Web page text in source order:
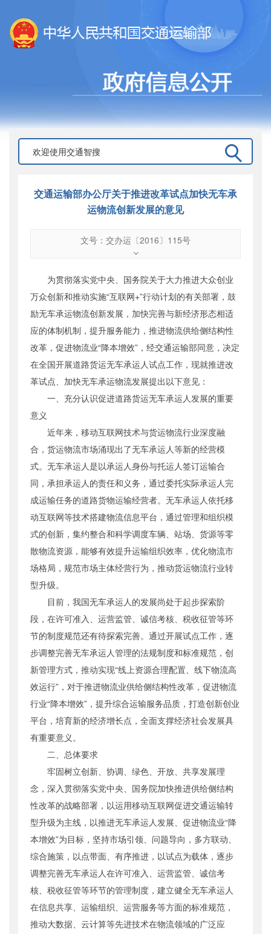
交通运输部办公厅关于推进改革试点加快无车承
运物流创新发展的意见
文号：交办运〔2016〕115号
交办运〔2016〕115号
公开日期：2016年09月01日
主题词：
无车承运;创新发展
机构分类：运输服务司
主题分类 ：其他
公文类型：部办公厅文件
为贯彻落实党中央、国务院关于大力推进大众创业
万众创新和推动实施“互联网+”行动计划的有关部署，鼓
励无车承运物流创新发展，加快完善与新经济形态相适
应的体制机制，提升服务能力，推进物流供给侧结构性
改革，促进物流业“降本增效”，经交通运输部同意，决定
在全国开展道路货运无车承运人试点工作，现就推进改
革试点、加快无车承运物流发展提出以下意见：
一、充分认识促进道路货运无车承运人发展的重要
意义
近年来，移动互联网技术与货运物流行业深度融
合，货运物流市场涌现出了无车承运人等新的经营模
式。无车承运人是以承运人身份与托运人签订运输合
同，承担承运人的责任和义务，通过委托实际承运人完
成运输任务的道路货物运输经营者。无车承运人依托移
动互联网等技术搭建物流信息平台，通过管理和组织模
式的创新，集约整合和科学调度车辆、站场、货源等零
散物流资源，能够有效提升运输组织效率，优化物流市
场格局，规范市场主体经营行为，推动货运物流行业转
型升级。
目前，我国无车承运人的发展尚处于起步探索阶
段，在许可准入、运营监管、诚信考核、税收征管等环
节的制度规范还有待探索完善。通过开展试点工作，逐
步调整完善无车承运人管理的法规制度和标准规范，创
新管理方式，推动实现“线上资源合理配置、线下物流高
效运行”，对于推进物流业供给侧结构性改革，促进物流
行业“降本增效”，提升综合运输服务品质，打造创新创业
平台，培育新的经济增长点，全面支撑经济社会发展具
有重要意义。
二、总体要求
牢固树立创新、协调、绿色、开放、共享发展理
念，深入贯彻落实党中央、国务院加快推进供给侧结构
性改革的战略部署，以运用移动互联网促进交通运输转
型升级为主线，以推进无车承运人发展、促进物流业“降
本增效”为目标，坚持市场引领、问题导向，多方联动、
综合施策，以点带面、有序推进，以试点为载体，逐步
调整完善无车承运人在许可准入、运营监管、诚信考
核、税收征管等环节的管理制度，建立健全无车承运人
在信息共享、运输组织、运营服务等方面的标准规范，
推动大数据、云计算等先进技术在物流领域的广泛应